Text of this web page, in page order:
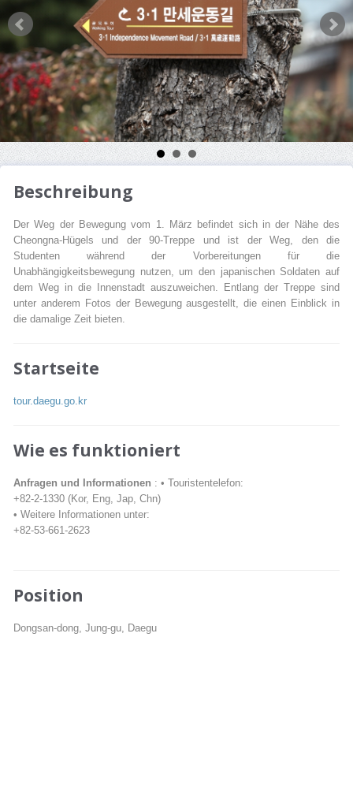
Beschreibung
Der Weg der Bewegung vom 1. März befindet sich in der Nähe des
Cheongna-Hügels und der 90-Treppe und ist der Weg, den die
Studenten während der Vorbereitungen für die
Unabhängigkeitsbewegung nutzen, um den japanischen Soldaten auf
dem Weg in die Innenstadt auszuweichen. Entlang der Treppe sind
unter anderem Fotos der Bewegung ausgestellt, die einen Einblick in
die damalige Zeit bieten.
Startseite
tour.daegu.go.kr
Wie es funktioniert
Anfragen und Informationen : • Touristentelefon:
+82-2-1330 (Kor, Eng, Jap, Chn)
• Weitere Informationen unter:
+82-53-661-2623
Position
Dongsan-dong, Jung-gu, Daegu